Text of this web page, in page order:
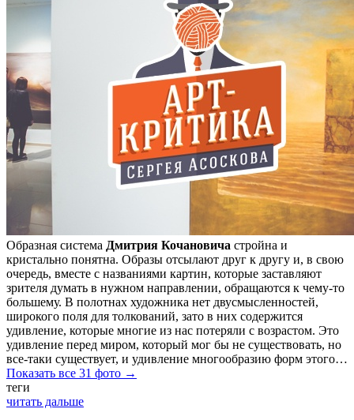
Образная система Дмитрия Кочановича стройна и
кристально понятна. Образы отсылают друг к другу и, в свою
очередь, вместе с названиями картин, которые заставляют
зрителя думать в нужном направлении, обращаются к чему-то
большему. В полотнах художника нет двусмысленностей,
широкого поля для толкований, зато в них содержится
удивление, которые многие из нас потеряли с возрастом. Это
удивление перед миром, который мог бы не существовать, но
все-таки существует, и удивление многообразию форм этого…
Показать все 31 фото →
теги
читать дальше